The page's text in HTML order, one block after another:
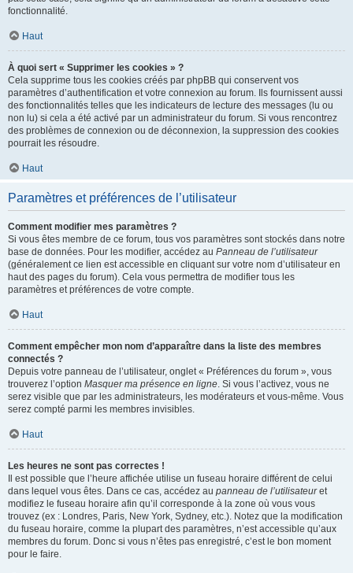
fonctionnalité.
Haut
À quoi sert « Supprimer les cookies » ?
Cela supprime tous les cookies créés par phpBB qui conservent vos
paramètres d’authentification et votre connexion au forum. Ils fournissent aussi
des fonctionnalités telles que les indicateurs de lecture des messages (lu ou
non lu) si cela a été activé par un administrateur du forum. Si vous rencontrez
des problèmes de connexion ou de déconnexion, la suppression des cookies
pourrait les résoudre.
Haut
Paramètres et préférences de l’utilisateur
Comment modifier mes paramètres ?
Si vous êtes membre de ce forum, tous vos paramètres sont stockés dans notre
base de données. Pour les modifier, accédez au Panneau de l’utilisateur
(généralement ce lien est accessible en cliquant sur votre nom d’utilisateur en
haut des pages du forum). Cela vous permettra de modifier tous les
paramètres et préférences de votre compte.
Haut
Comment empêcher mon nom d’apparaître dans la liste des membres
connectés ?
Depuis votre panneau de l’utilisateur, onglet « Préférences du forum », vous
trouverez l’option Masquer ma présence en ligne. Si vous l’activez, vous ne
serez visible que par les administrateurs, les modérateurs et vous-même. Vous
serez compté parmi les membres invisibles.
Haut
Les heures ne sont pas correctes !
Il est possible que l’heure affichée utilise un fuseau horaire différent de celui
dans lequel vous êtes. Dans ce cas, accédez au panneau de l’utilisateuret
modifiez le fuseau horaire afin qu’il corresponde à la zone où vous vous
trouvez (ex : Londres, Paris, New York, Sydney, etc.). Notez que la modification
du fuseau horaire, comme la plupart des paramètres, n’est accessible qu’aux
membres du forum. Donc si vous n’êtes pas enregistré, c’est le bon moment
pour le faire.